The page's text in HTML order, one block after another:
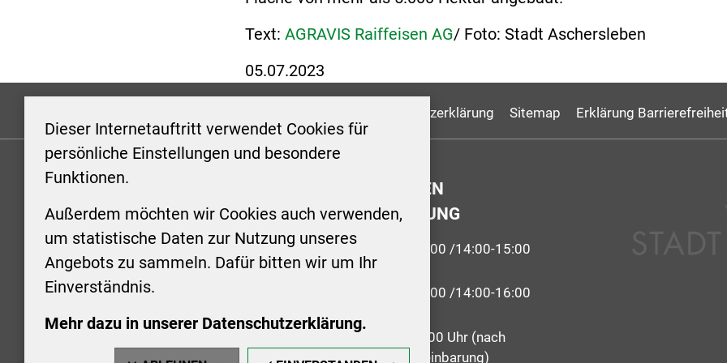
Dieser Internetauftritt verwendet Cookies für
persönliche Einstellungen und besondere
Funktionen.
Außerdem möchten wir Cookies auch verwenden,
um statistische Daten zur Nutzung unseres
Angebots zu sammeln. Dafür bitten wir um Ihr
Einverständnis.
Mehr dazu in unserer Datenschutzerklärung.
Text: AGRAVIS Raiffeisen AG/ Foto: Stadt Aschersleben
05.07.2023
Datenschutzerklärung Sitemap Erklärung
KONTAKT
Stadt Aschersleben
Markt 1
06449 Aschersleben
+49 3473 958-0
stadt@aschersleben.de
https://www.aschersleben.de/
ÖFFNUNGSZEITEN
STADTVERWALTUNG
Montag: 09:00-12:00 /14:00-15:00
Uhr
Dienstag: 09:00-12:00 /14:00-16:00
Uhr
Mittwoch: 09:00 - 12:00 Uhr (nach
vorheriger Terminvereinbarung)